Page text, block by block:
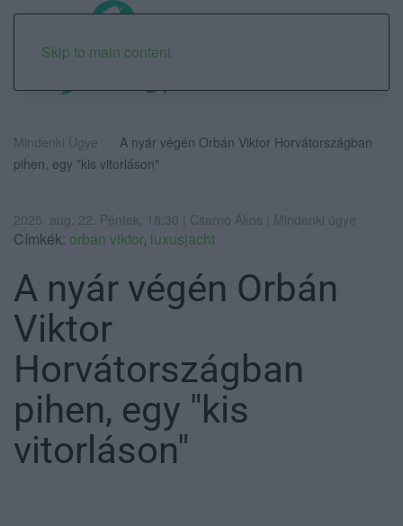
Skip to main content
Mindenki Ügye
A nyár végén Orbán Viktor Horvátországban
pihen, egy "kis vitorláson"
2025. aug. 22. Péntek, 18:30 | Csarnó Ákos | Mindenki ügye
Címkék: orbán viktor, luxusjacht
A nyár végén Orbán
Viktor
Horvátországban
pihen, egy "kis
vitorláson"